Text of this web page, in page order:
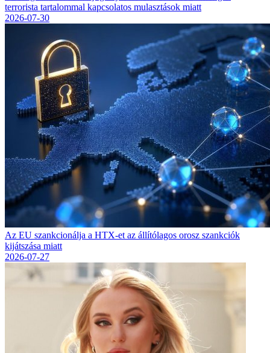
terrorista tartalommal kapcsolatos mulasztások miatt
2026-07-30
Az EU szankcionálja a HTX-et az állítólagos orosz szankciók
kijátszása miatt
2026-07-27